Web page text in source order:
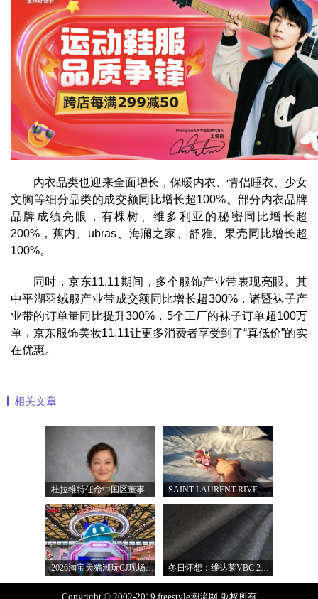
内衣品类也迎来全面增长，保暖内衣、情侣睡衣、少女
文胸等细分品类的成交额同比增长超100%。部分内衣品牌
品牌成绩亮眼，有棵树、维多利亚的秘密同比增长超
200%，蕉内、ubras、海澜之家、舒雅、果壳同比增长超
100%。
同时，京东11.11期间，多个服饰产业带表现亮眼。其
中平湖羽绒服产业带成交额同比增长超300%，诸暨袜子产
业带的订单量同比提升300%，5个工厂的袜子订单超100万
单，京东服饰美妆11.11让更多消费者享受到了“真低价”的实
在优惠。
相关文章
杜拉维特任命中国区董事总经理杨琛女士 SAINT LAURENT RIVE DROITE圣罗兰北京右岸精品店
2026淘宝天猫潮玩CJ现场直击，以五大圈层 冬日怀想：维达莱VBC 2027秋冬面料系列
Copyright © 2002-2019 freestyle潮流网 版权所有